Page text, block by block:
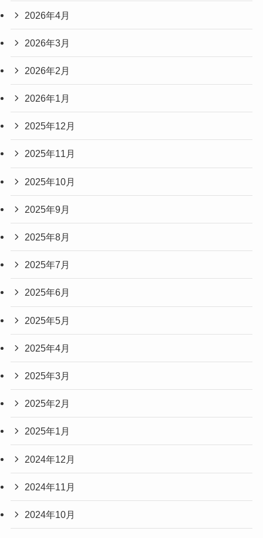
2026年4月
2026年3月
2026年2月
2026年1月
2025年12月
2025年11月
2025年10月
2025年9月
2025年8月
2025年7月
2025年6月
2025年5月
2025年4月
2025年3月
2025年2月
2025年1月
2024年12月
2024年11月
2024年10月